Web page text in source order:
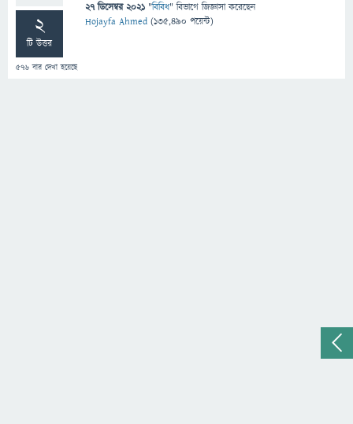
2
টি উত্তর
576 বার দেখা হয়েছে
27 ডিসেম্বর 2021 "বিবিধ" বিভাগে জিজ্ঞাসাকরেছেন
Hojayfa Ahmed (135,490 পয়েন্ট)